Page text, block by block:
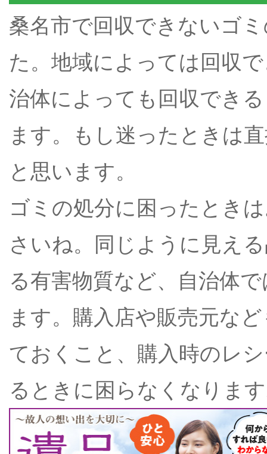
桑名市で回収できないゴ
た。地域によっては回収
治体によっても回収でき
ます。もし迷ったときは
と思います。
ゴミの処分に困ったとき
さいね。同じように見え
る有害物質など、自治体
ます。購入店や販売元な
ておくこと、購入時のレ
るときに困らなくなりま